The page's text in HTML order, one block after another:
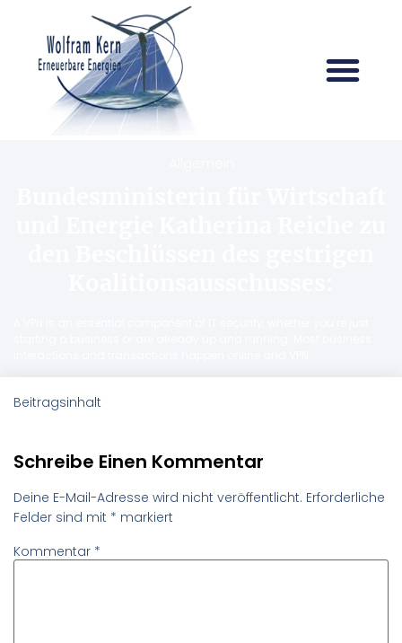
Beitragsinhalt
Schreibe Einen Kommentar
Deine E-Mail-Adresse wird nicht veröffentlicht. Erforderliche
Felder sind mit * markiert
Kommentar *